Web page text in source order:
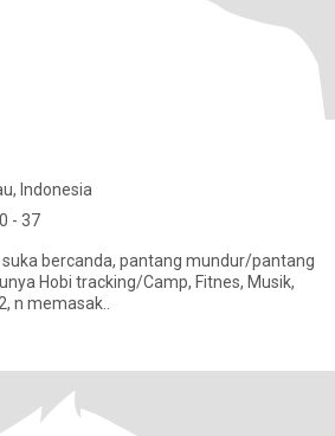
Indonesia
- 37
bercanda, pantang mundur/pantang
Hobi tracking/Camp, Fitnes, Musik,
n memasak..